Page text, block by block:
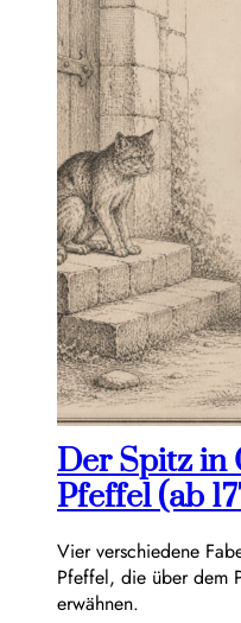
Der Spitz in
Pfeffel (ab
Vier verschiedene
Pfeffel, die über dem
erwähnen.